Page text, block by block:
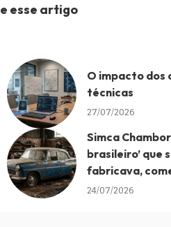
esse artigo
O impacto dos
técnicas
27/07/2026
Simca
brasileiro’ que
fabricava,
24/07/2026